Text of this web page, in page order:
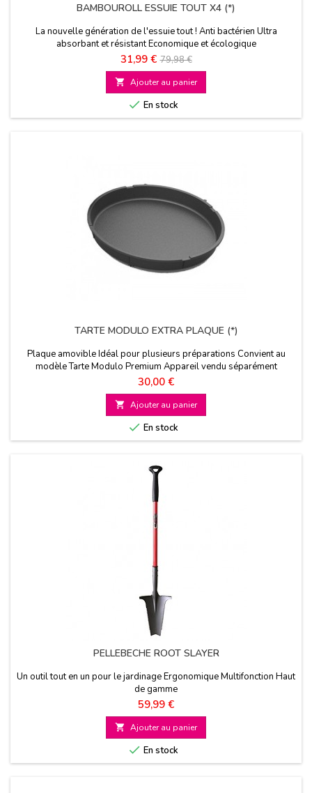
BAMBOUROLL ESSUIE TOUT X4 (*)
La nouvelle génération de l'essuie tout ! Anti bactérien Ultra
absorbant et résistant Economique et écologique
Prix
31,99 € Prix
de
base
79,98 €
 Ajouter au panier
 En stock
TARTE MODULO EXTRA PLAQUE (*)
Plaque amovible Idéal pour plusieurs préparations Convient au
modèle Tarte Modulo Premium Appareil vendu séparément
Prix
30,00 €
 Ajouter au panier
 En stock
PELLEBECHE ROOT SLAYER
Un outil tout en un pour le jardinage Ergonomique Multifonction Haut
de gamme
Prix
59,99 €
 Ajouter au panier
 En stock